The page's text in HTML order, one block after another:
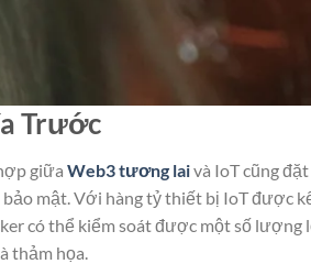
Trước
giữa Web3 tương laivà IoT cũng đặt
mật. Với hàng tỷ thiết bị IoT được
có thể kiểm soát được một số lượng
thảm họa.